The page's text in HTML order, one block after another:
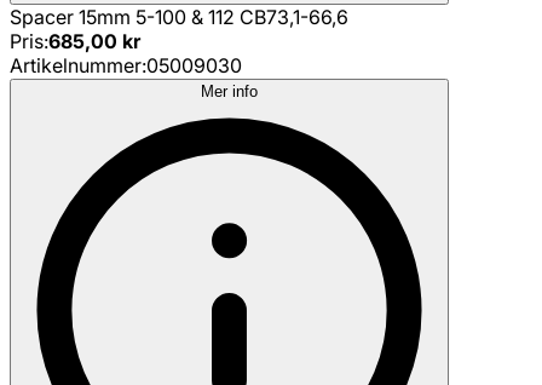
Spacer 15mm 5-100 & 112 CB73,1-66,6
Pris:685,00 kr
Artikelnummer:05009030
Mer info